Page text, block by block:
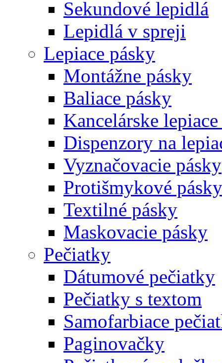
Sekundové lepidlá
Lepidlá v spreji
Lepiace pásky
Montážne pásky
Baliace pásky
Kancelárske
Dispenzory na
Vyznačovacie pásky
Protišmykové pásky
Textilné pásky
Maskovacie pásky
Pečiatky
Dátumové pečiatky
Pečiatky s textom
Samofarbiace
Paginovačky